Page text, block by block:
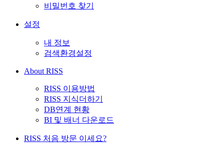
비밀번호 찾기
설정
내 정보
검색환경설정
About RISS
RISS 이용방법
RISS 지식더하기
DB연계 현황
BI 및 배너 다운로드
RISS 처음 방문 이세요?